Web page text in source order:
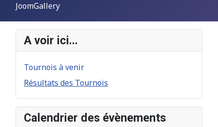
JoomGallery
A voir ici...
Tournois à venir
Résultats des Tournois
Calendrier des évènements